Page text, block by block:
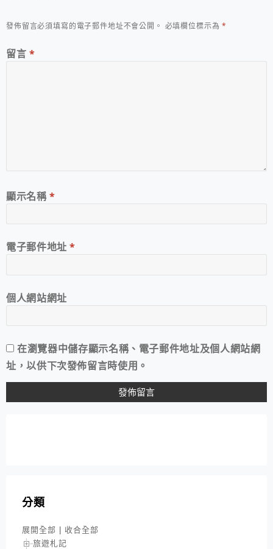
發佈留言必須填寫的電子郵件地址不會公開。 必填欄位標示為*
留言 *
顯示名稱*
電子郵件地址*
個人網站網址
在瀏覽器中儲存顯示名稱、電子郵件地址及個人網站網
址，以供下次發佈留言時使用。
分類
展開全部
收合全部
旅遊札記